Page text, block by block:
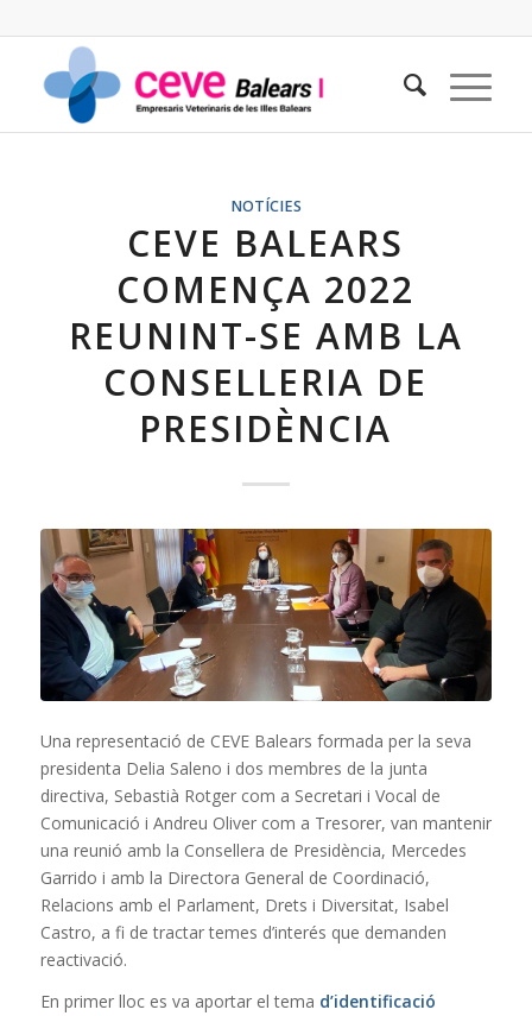
NOTÍCIES
CEVE BALEARS
COMENÇA 2022
REUNINT-SE AMB LA
CONSELLERIA DE
PRESIDÈNCIA
Una representació de CEVE Balears formada per la seva
presidenta Delia Saleno i dos membres de la junta
directiva, Sebastià Rotger com a Secretari i Vocal de
Comunicació i Andreu Oliver com a Tresorer, van mantenir
una reunió amb la Consellera de Presidència, Mercedes
Garrido i amb la Directora General de Coordinació,
Relacions amb el Parlament, Drets i Diversitat, Isabel
Castro, a fi de tractar temes d’interés que demanden
reactivació.
En primer lloc es va aportar el tema d’identificació